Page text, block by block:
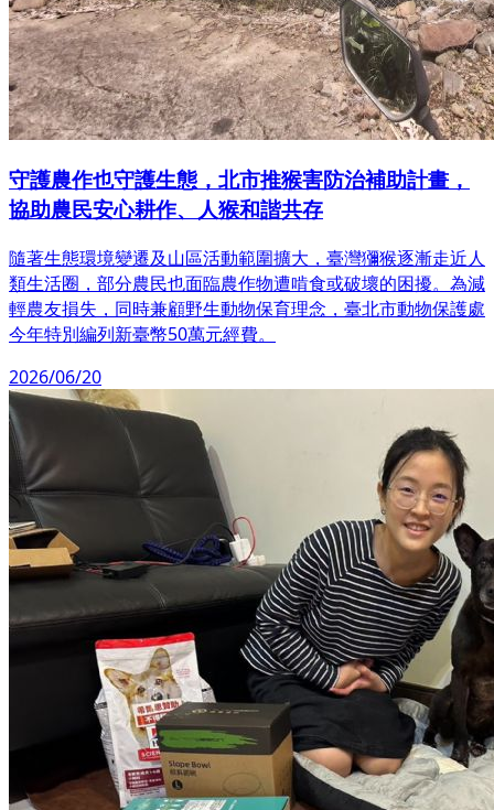
守護農作也守護生態，北市推猴害防治補助計畫，
協助農民安心耕作、人猴和諧共存
隨著生態環境變遷及山區活動範圍擴大，臺灣獼猴逐漸走近人
類生活圈，部分農民也面臨農作物遭啃食或破壞的困擾。為減
輕農友損失，同時兼顧野生動物保育理念，臺北市動物保護處
今年特別編列新臺幣50萬元經費。
2026/06/20